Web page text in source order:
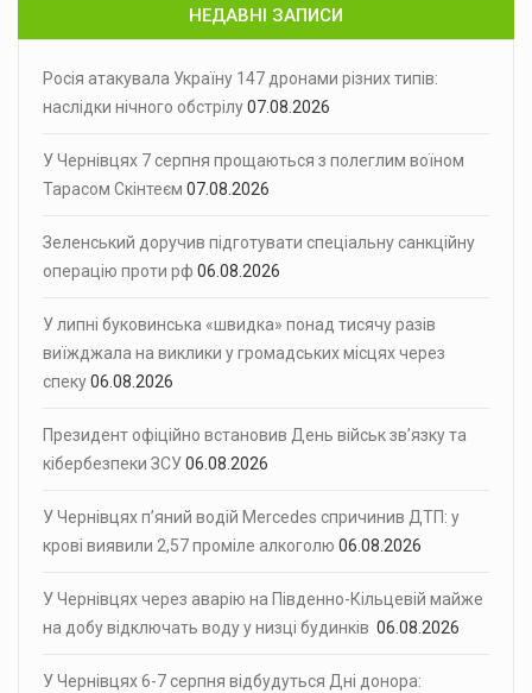
НЕДАВНІ ЗАПИСИ
Росія атакувала Україну 147 дронами різних типів:
наслідки нічного обстрілу07.08.2026
У Чернівцях 7 серпня прощаються з полеглим воїном
Тарасом Скінтеєм 07.08.2026
Зеленський доручив підготувати спеціальну санкційну
операцію проти рф 06.08.2026
У липні буковинська «швидка» понад тисячу разів
виїжджала на виклики у громадських місцях через
спеку06.08.2026
Президент офіційно встановив День військ зв’язку та
кібербезпеки ЗСУ06.08.2026
У Чернівцях п’яний водій Mercedes спричинив ДТП: у
крові виявили 2,57 проміле алкоголю 06.08.2026
У Чернівцях через аварію на Південно-Кільцевій майже
на добу відключать воду у низці будинків 06.08.2026
У Чернівцях 6-7 серпня відбудуться Дні донора: